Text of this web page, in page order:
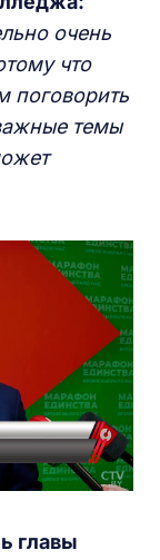
очень
что
поговорить
темы
главы